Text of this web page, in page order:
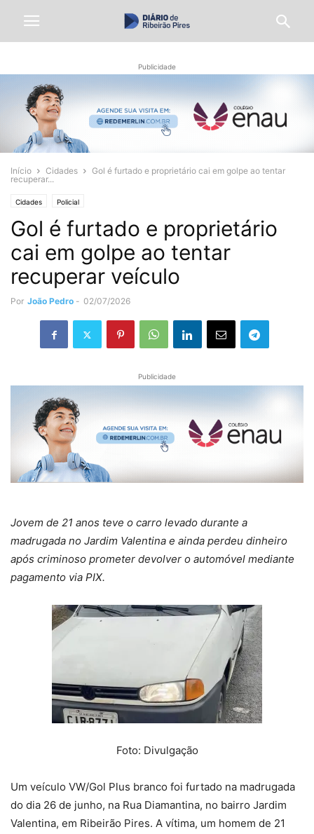
Publicidade
Início Cidades
Gol é furtado e proprietário cai em golpe ao tentar
recuperar...
Cidades Policial
Gol é furtado e proprietário
cai em golpe ao tentar
recuperar veículo
Por João Pedro - 02/07/2026
Publicidade
Jovem de 21 anos teve o carro levado durante a
madrugada no Jardim Valentina e ainda perdeu dinheiro
após criminoso prometer devolver o automóvel mediante
pagamento via PIX.
Foto: Divulgação
Um veículo VW/Gol Plus branco foi furtado na madrugada
do dia 26 de junho, na Rua Diamantina, no bairro Jardim
Valentina, em Ribeirão Pires. A vítima, um homem de 21